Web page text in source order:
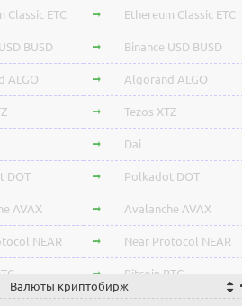
Classic ETC Ethereum Classic ETC
BUSD Binance USD BUSD
ALGO Algorand ALGO
Tezos XTZ
Dai
DOT Polkadot DOT
AVAX Avalanche AVAX
NEAR Near Protocol NEAR
Bitcoin BTC
Валюты криптобирж